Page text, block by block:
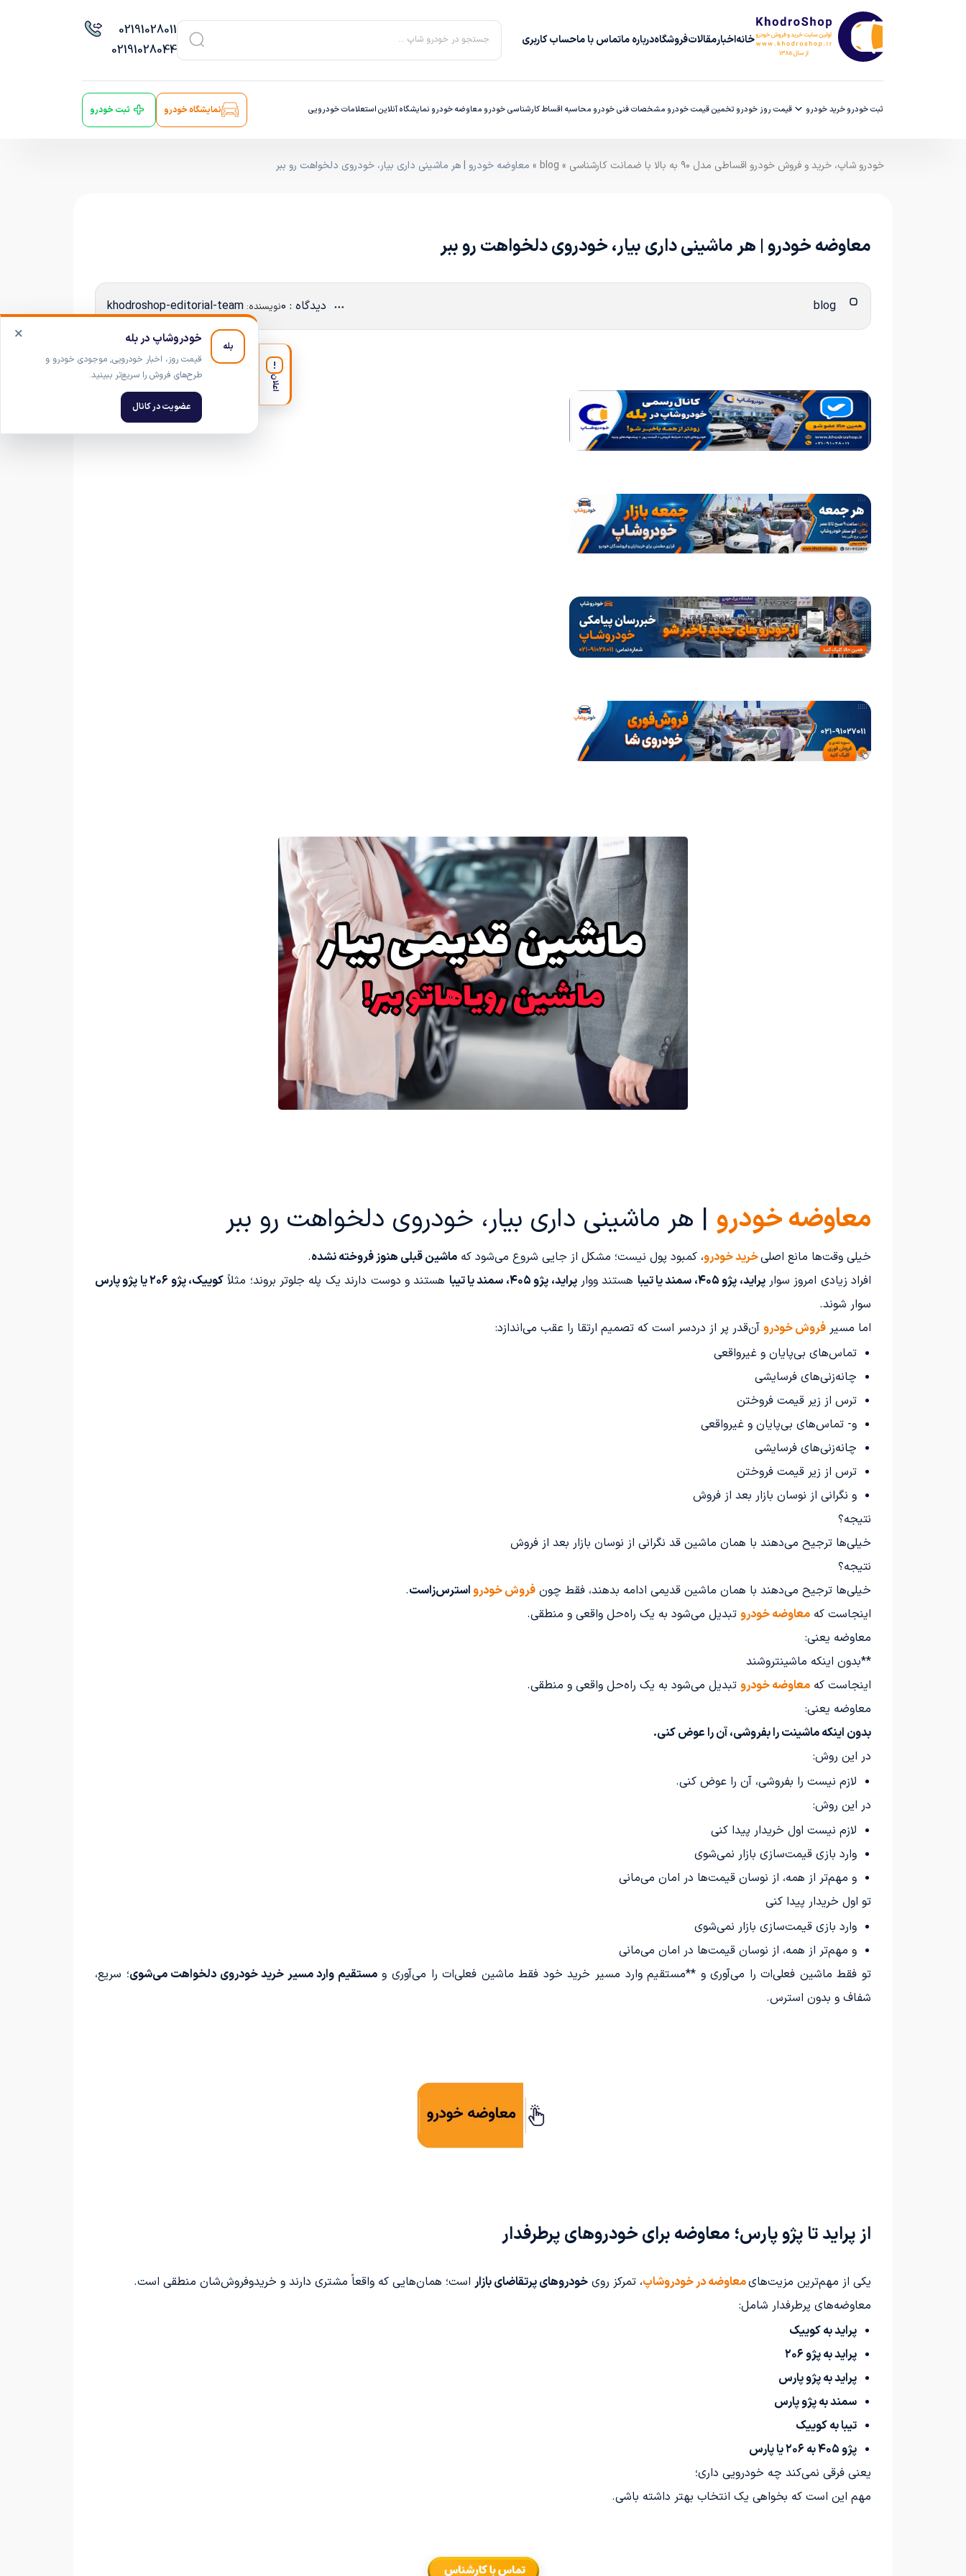
خانهاخبارمقالاتفروشگاهدرباره‌ ماتماس با ماحساب کاربری جستجو در خودرو شاپ ...
02191028011
02191028044
ثبت خودروخرید خودرو قیمت روز خودرو تخمین قیمت خودرو مشخصات فنی خودرو محاسبه اقساطکارشناسی خودرو معاوضه خودرو نمایشگاه آنلایناستعلامات خودرویی نمایشگاه خودرو ثبت خودرو
خودرو شاپ، خرید و فروش خودرو اقساطی مدل ۹۰ به بالا با ضمانت کارشناسی »
blog » معاوضه خودرو | هر ماشینی داری بیار، خودروی دلخواهت رو ببر
معاوضه خودرو | هر ماشینی داری بیار، خودروی دلخواهت رو ببر
دیدگاه : 0 نویسنده: khodroshop-editorial-team
معاوضه خودرو | هر ماشینی داری بیار، خودروی دلخواهت رو ببر
خیلی وقت‌ها مانع اصلیخرید خودرو، کمبود پول نیست؛ مشکل از جایی شروع می‌شود که ماشین قبلی هنوز فروخته نشده.
افراد زیادی امروز سوارپراید، پژو ۴۰۵، سمند یا تیبا هستند ووارپراید، پژو ۴۰۵، سمند یا تیبا هستند و دوست دارند یک پله جلوتر بروند؛ مثلاًکوییک، پژو ۲۰۶ یا پژو پارس
سوار شوند.
اما مسیر فروش خودرو آن‌قدر پر از دردسر است که تصمیم ارتقا را عقب می‌اندازد:
تماس‌های بی‌پایان و غیرواقعی
چانه‌زنی‌های فرسایشی
ترس از زیر قیمت فروختن
و- تماس‌های بی‌پایان و غیرواقعی
چانه‌زنی‌های فرسایشی
ترس از زیر قیمت فروختن
و نگرانی از نوسان بازار بعد از فروش
نتیجه؟
خیلی‌ها ترجیح می‌دهند با همان ماشین قد نگرانی از نوسان بازار بعد از فروش
نتیجه؟
خیلی‌ها ترجیح می‌دهند با همان ماشین قدیمی ادامه بدهند، فقط چون فروش خودرواسترس‌زاست.
اینجاست که معاوضه خودرو تبدیل می‌شود به یک راه‌حل واقعی و منطقی.
معاوضه یعنی:
**بدون اینکه ماشینتروشند
اینجاست که معاوضه خودرو تبدیل می‌شود به یک راه‌حل واقعی و منطقی.
معاوضه یعنی:
بدون اینکه ماشینت را بفروشی، آن را عوض کنی.
در این روش:
لازم نیست را بفروشی، آن را عوض کنی.
در این روش:
لازم نیست اول خریدار پیدا کنی
وارد بازی قیمت‌سازی بازار نمی‌شوی
و مهم‌تر از همه، از نوسان قیمت‌ها در امان می‌مانی
تو اول خریدار پیدا کنی
وارد بازی قیمت‌سازی بازار نمی‌شوی
و مهم‌تر از همه، از نوسان قیمت‌ها در امان می‌مانی
تو فقط ماشین فعلی‌ات را می‌آوری و **مستقیم وارد مسیر خرید خود فقط ماشین فعلی‌ات را می‌آوری ومستقیم وارد مسیر خرید خودروی دلخواهت می‌شوی؛ سریع،
شفاف و بدون استرس.
از پراید تا پژو پارس؛ معاوضه برای خودروهای پرطرفدار
یکی از مهم‌ترین مزیت‌هایمعاوضه در خودروشاپ، تمرکز روی خودروهای پرتقاضای بازار است؛ همان‌هایی که واقعاً مشتری دارند و خریدوفروش‌شان منطقی است.
معاوضه‌های پرطرفدار شامل:
پراید به کوییک
پراید به پژو ۲۰۶
پراید به پژو پارس
سمند به پژو پارس
تیبا به کوییک
پژو ۴۰۵ به ۲۰۶ یا پارس
یعنی فرقی نمی‌کند چه خودرویی داری؛
مهم این است که بخواهی یک انتخاب بهتر داشته باشی.
!
اعلان
× بله خودروشاپ در بله
قیمت روز، اخبار خودرویی, موجودی خودرو و
طرح‌های فروش را سریع‌تر ببینید.
عضویت در کانال